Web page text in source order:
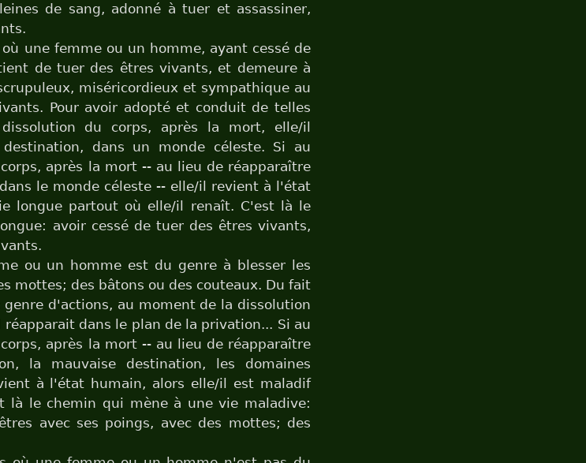
de sang, adonné à tuer et assassiner,
une femme ou un homme, ayant cessé de
de tuer des êtres vivants, et demeure à
miséricordieux et sympathique au
Pour avoir adopté et conduit de telles
du corps, après la mort, elle/il
dans un monde céleste. Si au
après la mort -- au lieu de réapparaître
le monde céleste -- elle/il revient à l'état
longue partout où elle/il renaît. C'est là le
avoir cessé de tuer des êtres vivants,
ou un homme est du genre à blesser les
mottes; des bâtons ou des couteaux. Du fait
d'actions, au moment de la dissolution
dans le plan de la privation... Si au
après la mort -- au lieu de réapparaître
la mauvaise destination, les domaines
à l'état humain, alors elle/il est maladif
là le chemin qui mène à une vie maladive:
avec ses poings, avec des mottes; des